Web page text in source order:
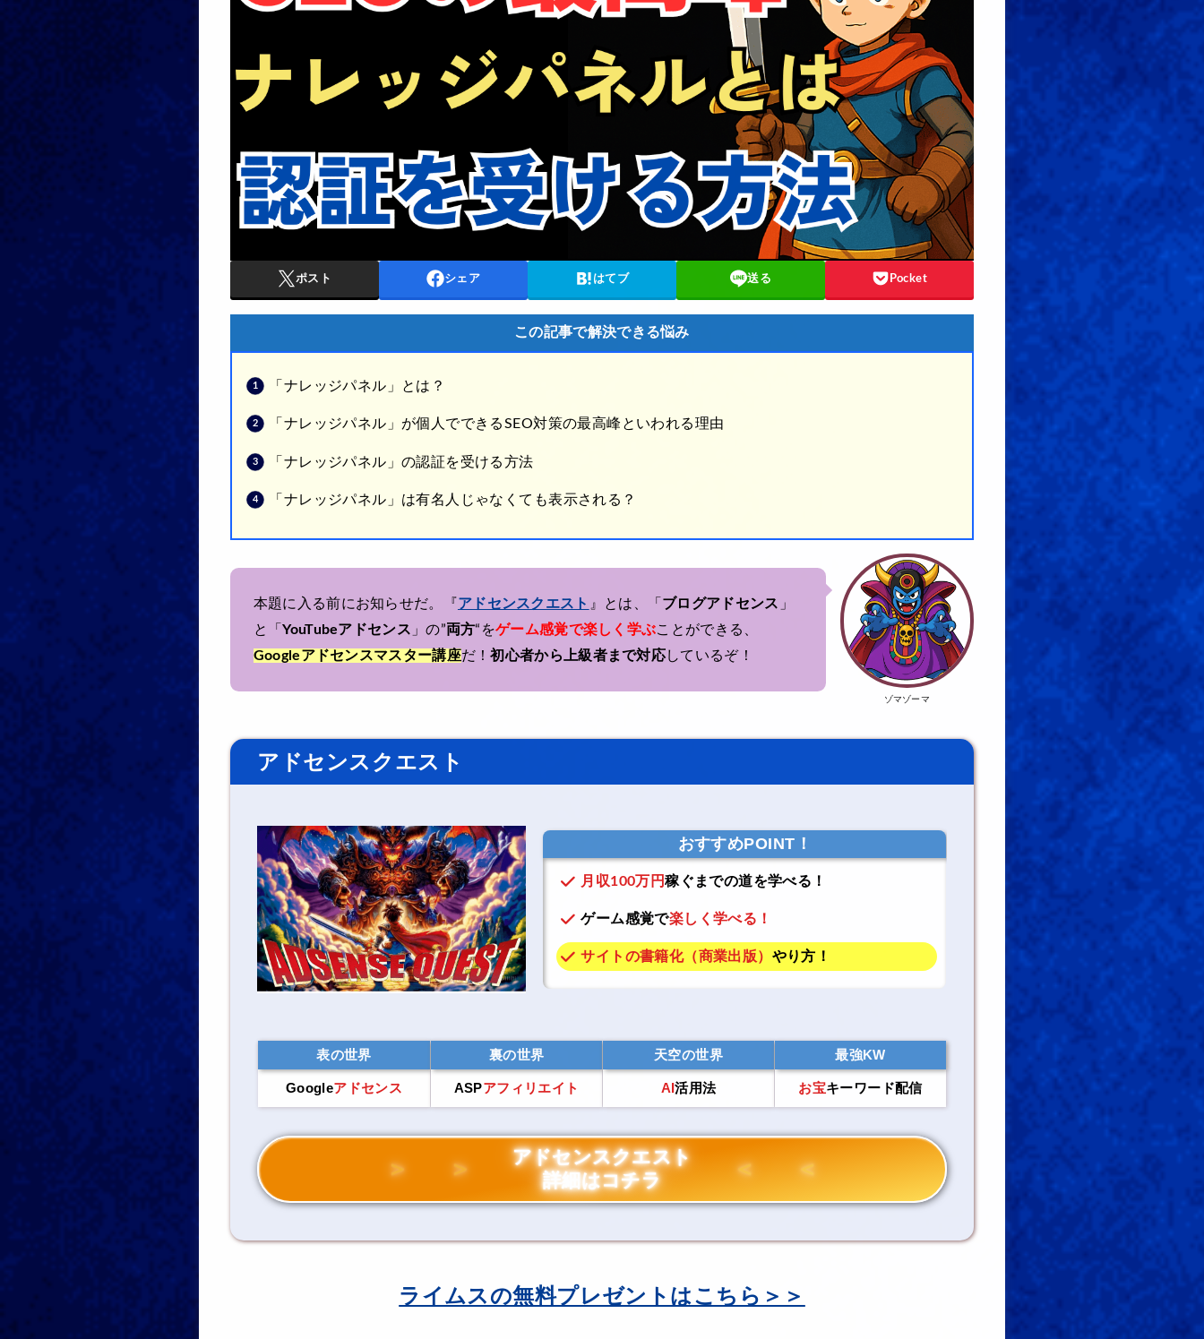
ポスト シェア はてブ 送る Pocket
この記事で解決できる悩み
「ナレッジパネル」とは？
「ナレッジパネル」が個人でできるSEO対策の最高峰といわれる理由
「ナレッジパネル」の認証を受ける方法
「ナレッジパネル」は有名人じゃなくても表示される？
ゾマゾーマ
本題に入る前にお知らせだ。『アドセンスクエスト 』とは、「 ブログアドセンス 」
と「YouTubeアドセンス 」の”両方“をゲーム感覚で楽しく学ぶことができる、
Googleアドセンスマスター講座だ！初心者から上級者まで対応しているぞ！
アドセンスクエスト
おすすめPOINT！
月収100万円稼ぐまでの道を学べる！
ゲーム感覚で楽しく学べる！
サイトの書籍化（商業出版） やり方！
表の世界
Googleアドセンス
裏の世界
ASPアフィリエイト
天空の世界
AI活用法
最強KW
お宝キーワード配信
アドセンスクエスト
詳細はコチラ
ライムスの無料プレゼントはこちら＞＞